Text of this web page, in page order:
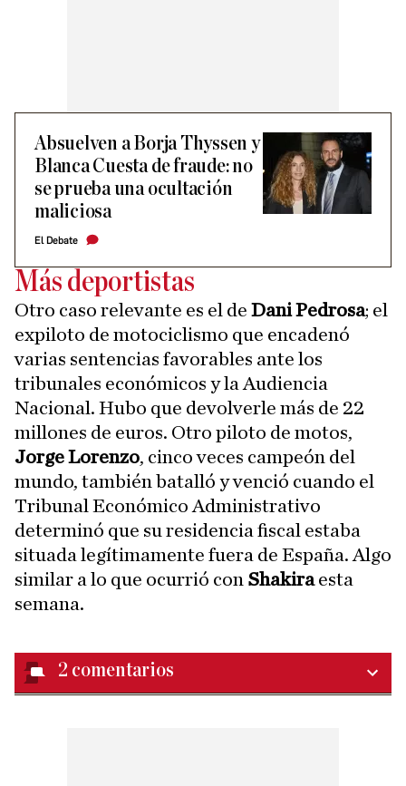
Absuelven a Borja Thyssen y
Blanca Cuesta de fraude: no
se prueba una ocultación
maliciosa
El Debate
Más deportistas
Otro caso relevante es el de Dani Pedrosa; el
expiloto de motociclismo que encadenó
varias sentencias favorables ante los
tribunales económicos y la Audiencia
Nacional. Hubo que devolverle más de 22
millones de euros. Otro piloto de motos,
Jorge Lorenzo, cinco veces campeón del
mundo, también batalló y venció cuando el
Tribunal Económico Administrativo
determinó que su residencia fiscal estaba
situada legítimamente fuera de España. Algo
similar a lo que ocurrió con Shakiraesta
semana.
2 comentarios